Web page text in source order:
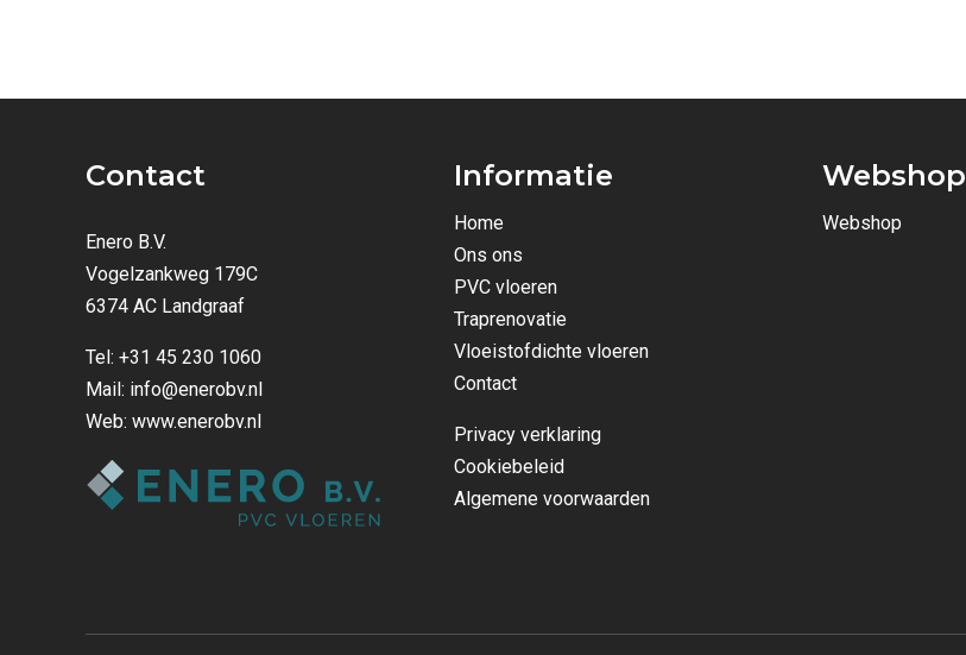
Contact
Enero B.V.
Vogelzankweg 179C
6374 AC Landgraaf
Tel: +31 45 230 1060
Mail: info@enerobv.nl
Web: www.enerobv.nl
Informatie
Home
Ons ons
PVC vloeren
Traprenovatie
Vloeistofdichte vloeren
Contact
Privacy verklaring
Cookiebeleid
Algemene voorwaarden
Webshop
Webshop